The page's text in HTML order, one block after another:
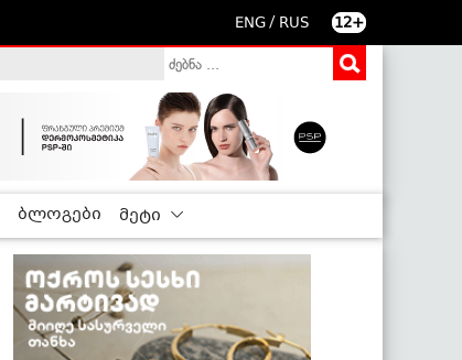
ENG / RUS 12+
ბლოგები მეტი